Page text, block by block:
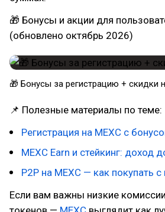
🎁 Бонусы и акции для
(обновлено октябрь 2026)
🎁 Бонусы за регистрацию + скидки
📌 Полезные материалы по теме:
Регистрация на MEXC с
MEXC Earn и стейкинг: доход
P2P на MEXC — как покупать
Если вам важны низкие